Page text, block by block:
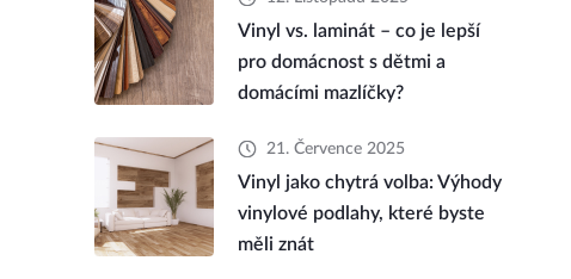
Vinyl vs. laminát – co je lepší
pro domácnost s dětmi a
domácími mazlíčky?
21. Července 2025
Vinyl jako chytrá volba: Výhody
vinylové podlahy, které byste
měli znát